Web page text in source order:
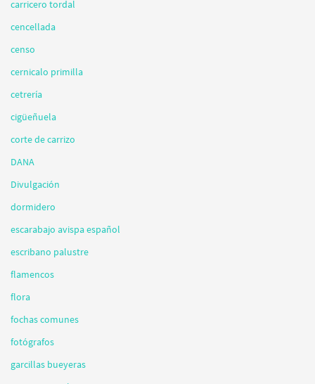
carricero tordal
cencellada
censo
cernicalo primilla
cetrería
cigüeñuela
corte de carrizo
DANA
Divulgación
dormidero
escarabajo avispa español
escribano palustre
flamencos
flora
fochas comunes
fotógrafos
garcillas bueyeras